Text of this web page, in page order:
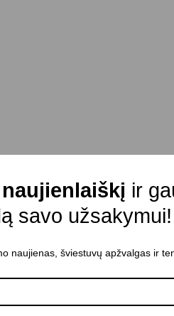
ir
savo užsakymui!
naujienas, šviestuvų apžvalgas ir